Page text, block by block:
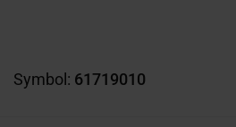
Symbol: 61719010